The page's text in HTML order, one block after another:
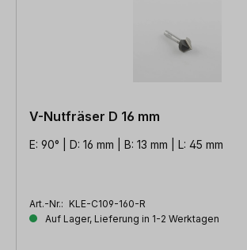
V-Nutfräser D 16 mm
E: 90° | D: 16 mm | B: 13 mm | L: 45 mm
Art.-Nr.: KLE-C109-160-R
Auf Lager, Lieferung in 1-2 Werktagen